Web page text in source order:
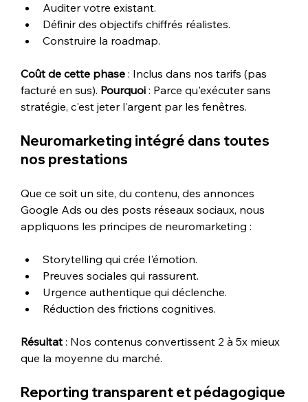
Auditer votre existant.
Définir des objectifs chiffrés réalistes.
Construire la roadmap.
Coût de cette phase : Inclus dans nos tarifs (pas
facturé en sus). Pourquoi : Parce qu'exécuter sans
stratégie, c'est jeter l'argent par les fenêtres.
Neuromarketing intégré dans toutes
nos prestations
Que ce soit un site, du contenu, des annonces
Google Ads ou des posts réseaux sociaux, nous
appliquons les principes de neuromarketing :
Storytelling qui crée l'émotion.
Preuves sociales qui rassurent.
Urgence authentique qui déclenche.
Réduction des frictions cognitives.
Résultat : Nos contenus convertissent 2 à 5x mieux
que la moyenne du marché.
Reporting transparent et pédagogique